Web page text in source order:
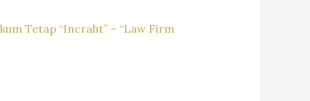
Tetap “Incraht” – “Law Firm